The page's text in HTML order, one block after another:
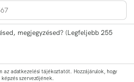
az adatkezelési tájékoztatót. Hozzájárulok, hogy
szervezőjének.